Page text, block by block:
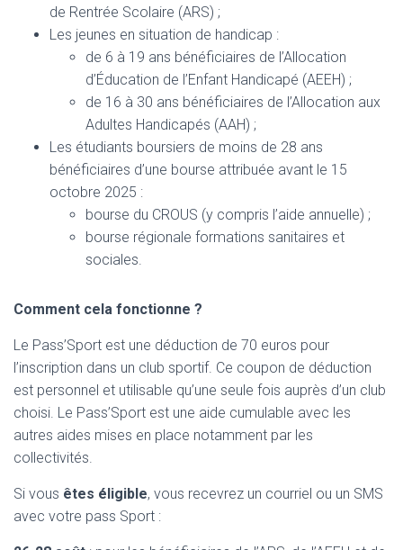
de Rentrée Scolaire (ARS) ;
Les jeunes en situation de handicap :
de 6 à 19 ans bénéficiaires de l’Allocation
d’Éducation de l’Enfant Handicapé (AEEH) ;
de 16 à 30 ans bénéficiaires de l’Allocation aux
Adultes Handicapés (AAH) ;
Les étudiants boursiers de moins de 28 ans
bénéficiaires d’une bourse attribuée avant le 15
octobre 2025 :
bourse du CROUS (y compris l’aide annuelle) ;
bourse régionale formations sanitaires et
sociales.
Comment cela fonctionne ?
Le Pass’Sport est une déduction de 70 euros pour
l’inscription dans un club sportif. Ce coupon de déduction
est personnel et utilisable qu’une seule fois auprès d’un club
choisi. Le Pass’Sport est une aide cumulable avec les
autres aides mises en place notamment par les
collectivités.
Si vous êtes éligible, vous recevrez un courriel ou un SMS
avec votre pass Sport :